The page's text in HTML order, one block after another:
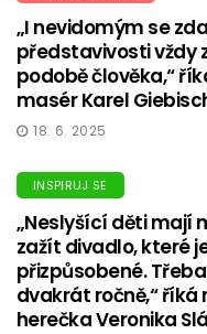
„I nevidomým se
představivosti vždy
podobě člověka,“
masér Karel
18. 6. 2025
INSPIRUJ SE
„Neslyšící děti mají
zažít divadlo, které
přizpůsobené.
dvakrát ročně,“ říká
herečka Veronika